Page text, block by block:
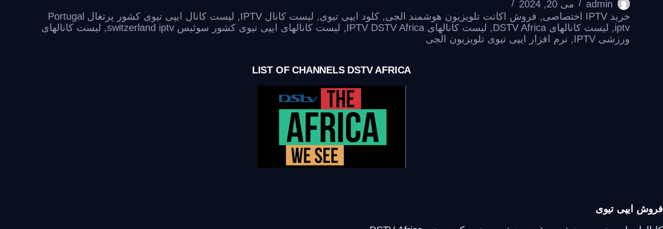
admin
می 20, 2024
خرید IPTV اختصاصی
, فروش اکانت تلویزیون هوشمند الجی,کلود ایپی تیوی, لیست کانال IPTV ,
لیست کانال ایپی تیوی کشور پرتغال Portugal
iptv
, لیست کانالهای DSTV Africa , لیست کانالهای IPTV DSTV Africa , لیست کانالهای ایپی تیوی کشور سوئیس switzerland iptv , لیست کانالهای
ورزشی IPTV
, نرم افزار ایپی تیوی تلویزیون الجی
LIST OF CHANNELS DSTV AFRICA
فروش ایپی تیوی